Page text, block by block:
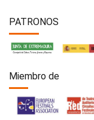
PATRONOS
Miembro de